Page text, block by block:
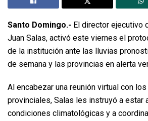
Santo Domingo.- El director ejecutivo
Juan Salas, activó este viernes el
de la institución ante las lluvias
de semana y las provincias en alerta
Al encabezar una reunión virtual con
provinciales, Salas les instruyó a estar
condiciones climatológicas y a